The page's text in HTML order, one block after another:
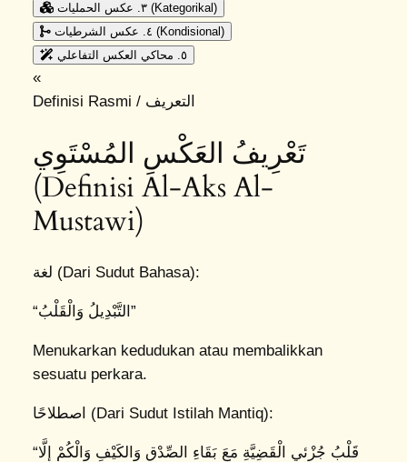
٣. عكس الحمليات (Kategorikal)
٤. عكس الشرطيات (Kondisional)
٥. محاكي العكس التفاعلي
«
Definisi Rasmi / التعريف
تَعْرِيفُ العَكْسِ المُسْتَوِي
(Definisi Al-Aks Al-
Mustawi)
لغة (Dari Sudut Bahasa):
“التَّبْدِيلُ وَالْقَلْبُ”
Menukarkan kedudukan atau membalikkan
sesuatu perkara.
اصطلاحًا (Dari Sudut Istilah Mantiq):
“قَلْبُ جُزْئي الْقَضِيَّةِ مَعَ بَقَاءِ الصِّدْقِ وَالكَيْفِ وَالْكُمْ إِلَّا